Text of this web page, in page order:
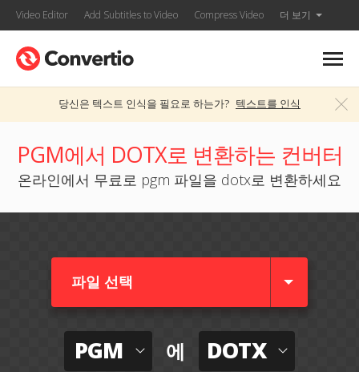
Video Editor Add Subtitles to Video Compress Video 더 보기
당신은 텍스트 인식을 필요로 하는가? 텍스트를 인식
PGM에서 DOTX로 변환하는 컨버터
온라인에서 무료로 pgm 파일을 dotx로 변환하세요
파일 선택
PGM 에 DOTX